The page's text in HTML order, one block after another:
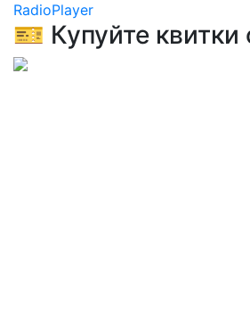
RadioPlayer
🎫 Купуйте квитки